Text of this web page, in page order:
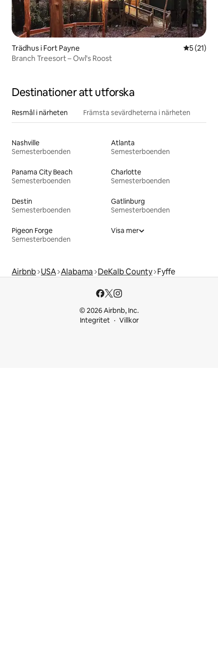
Trädhus i Fort Payne 5 av 5 i
5 (21)
Branch Treesort – Owl's Roost
Destinationer att utforska
Resmål i närheten Främsta sevärdheterna i närheten
Nashville
Semesterboenden
Atlanta
Semesterboenden
Panama City Beach
Semesterboenden
Charlotte
Semesterboenden
Destin
Semesterboenden
Gatlinburg
Semesterboenden
Pigeon Forge
Semesterboenden
Visa mer
Airbnb USA Alabama DeKalb County Fyffe
© 2026 Airbnb, Inc.
Integritet
Villkor